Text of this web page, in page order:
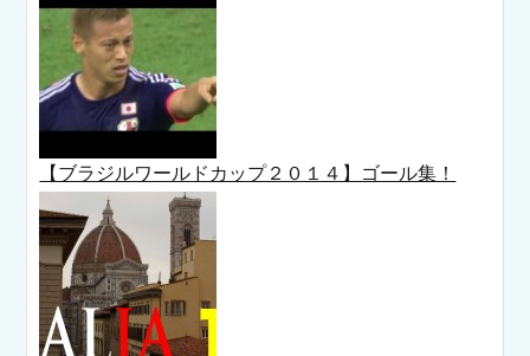
【ブラジルワールドカップ２０１４】ゴール集！